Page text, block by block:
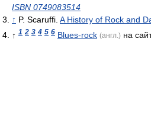
ISBN 0749083514
↑ P. Scaruffi. A History of Rock and
↑ 1 2 3 4 5 6 Blues-rock (англ.) на